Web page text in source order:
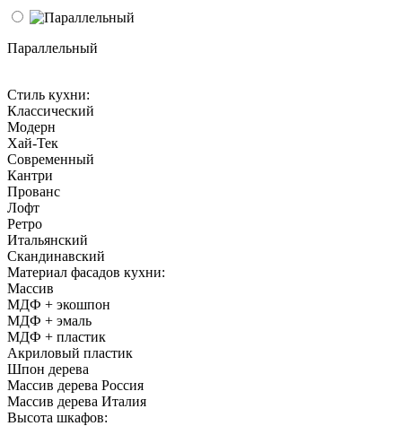
Параллельный
Стиль кухни:
Классический
Модерн
Хай-Тек
Современный
Кантри
Прованс
Лофт
Ретро
Итальянский
Cкандинавский
Материал фасадов кухни:
Массив
МДФ + экошпон
МДФ + эмаль
МДФ + пластик
Акриловый пластик
Шпон дерева
Массив дерева Россия
Массив дерева Италия
Высота шкафов: